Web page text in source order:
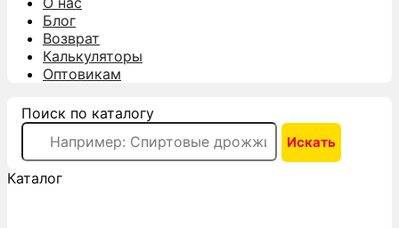
Блог
Возврат
Калькуляторы
Оптовикам
Поиск по каталогу
Каталог